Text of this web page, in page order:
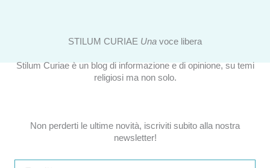
STILUM CURIAE Una voce libera
Stilum Curiae è un blog di informazione e di opinione, su temi
religiosi ma non solo.
Non perderti le ultime novità, iscriviti subito alla nostra
newsletter!